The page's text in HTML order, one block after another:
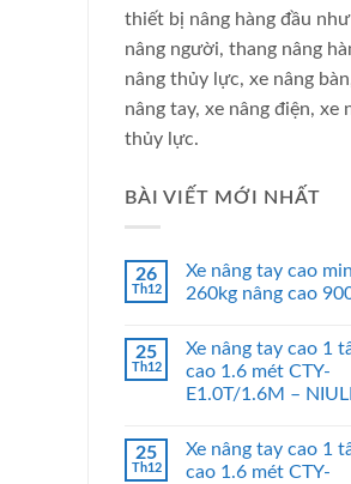
thiết bị nâng hàng đầu
nâng người, thang nâng
nâng thủy lực, xe nâng
nâng tay, xe nâng điện, xe
thủy lực.
BÀI VIẾT MỚI NHẤT
26
Th12
Xe nâng tay cao
260kg nâng cao
25
Th12
Xe nâng tay cao 1
cao 1.6 mét CTY-
E1.0T/1.6M – NIULI
25
Th12
Xe nâng tay cao 1
cao 1.6 mét CTY-